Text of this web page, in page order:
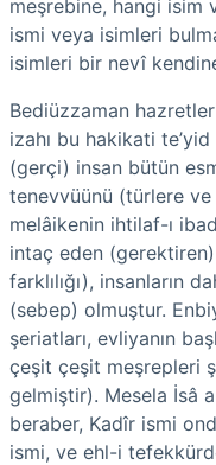
meşrebine, hangi isim
ismi veya isimleri
isimleri bir nevî
Bediüzzaman
izahı bu hakikati
(gerçi) insan bütün
tenevvüünü (türlere ve
melâikenin ihtilaf-ı
intaç eden
farklılığı), insanların
(sebep) olmuştur.
şeriatları, evliyanın
çeşit çeşit meşrepleri
gelmiştir). Mesela İsâ
beraber, Kadîr ismi
ismi, ve ehl-i